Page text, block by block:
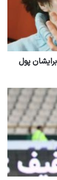
پول